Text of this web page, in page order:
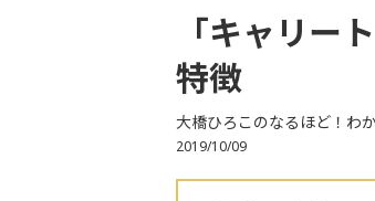
「キャリー
特徴
大橋ひろこのなるほど！わ
2019/10/09